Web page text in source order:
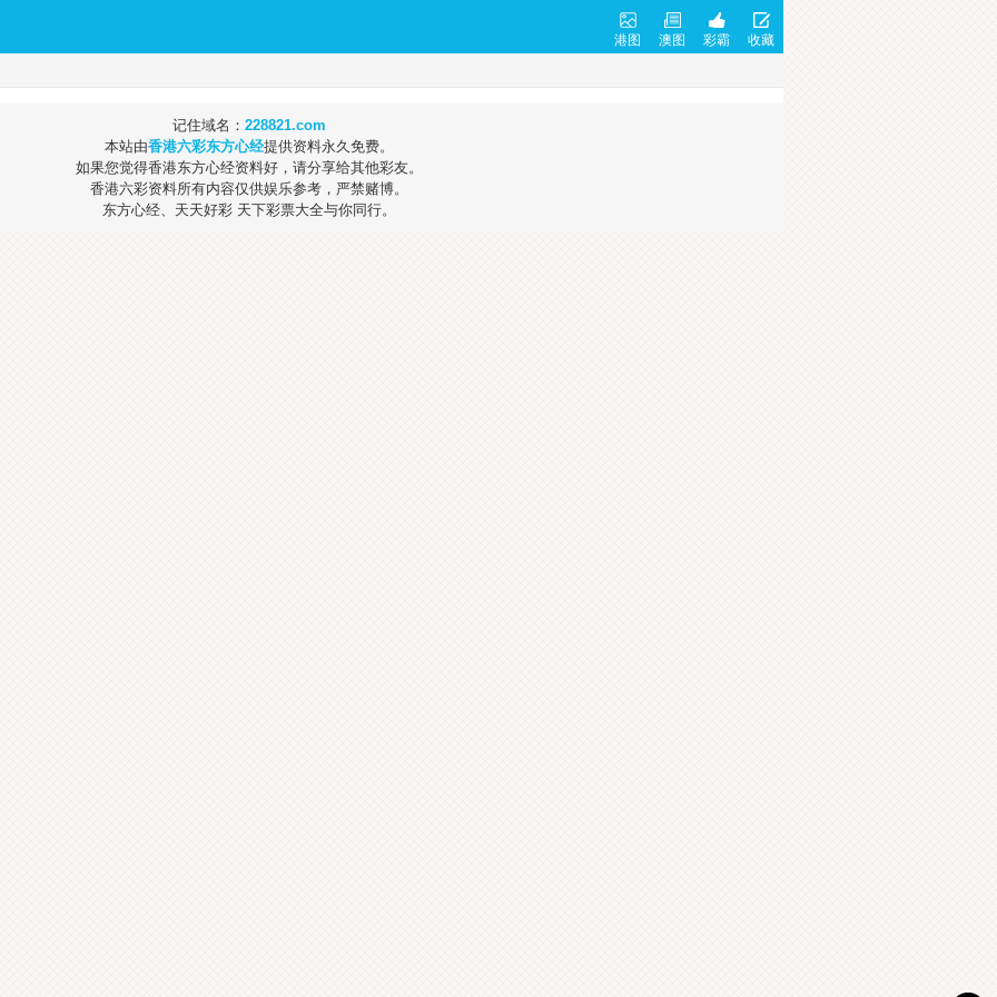
港图 澳图 彩霸 收藏
记住域名： 228821.com
本站由香港六彩东方心经提供资料永久免费。
如果您觉得香港东方心经资料好，请分享给其他彩友。
香港六彩资料所有内容仅供娱乐参考，严禁赌博。
东方心经、天天好彩 天下彩票大全与你同行。